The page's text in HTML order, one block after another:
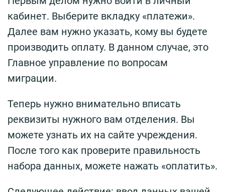
кабинет. Выберите вкладку «платежи».
Далее вам нужно указать, кому вы будете
производить оплату. В данном случае, это
Главное управление по вопросам
миграции.
Теперь нужно внимательно вписать
реквизиты нужного вам отделения. Вы
можете узнать их на сайте учреждения.
После того как проверите правильность
набора данных, можете нажать «оплатить».